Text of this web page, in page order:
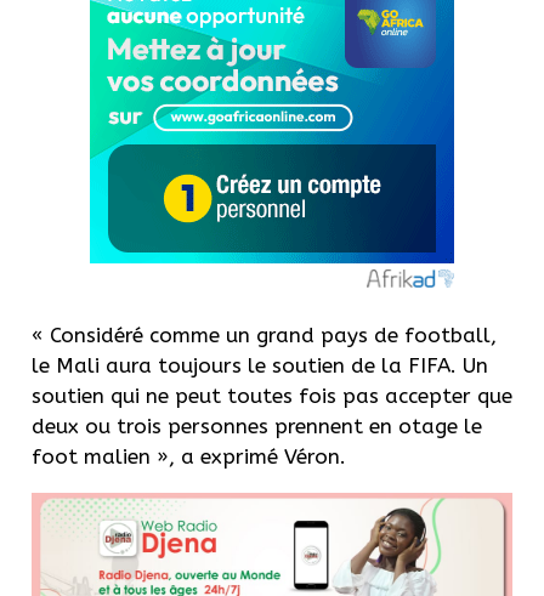
« Considéré comme un grand pays de football,
le Mali aura toujours le soutien de la FIFA. Un
soutien qui ne peut toutes fois pas accepter que
deux ou trois personnes prennent en otage le
foot malien », a exprimé Véron.